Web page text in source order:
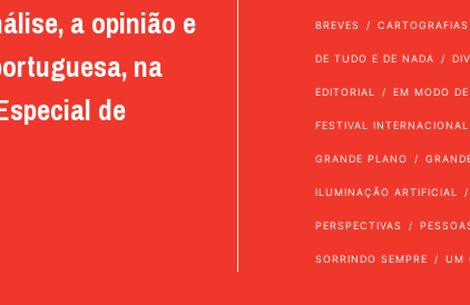
a opinião e
na
de
BREVES CARTOGRAFIAS
DE TUDO E DE NADA
EDITORIAL EM MODO
FESTIVAL
GRANDE PLANO
ILUMINAÇÃO ARTIFICIAL
PERSPECTIVAS
SORRINDO SEMPRE UM